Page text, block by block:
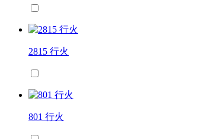
2815 行火
801 行火